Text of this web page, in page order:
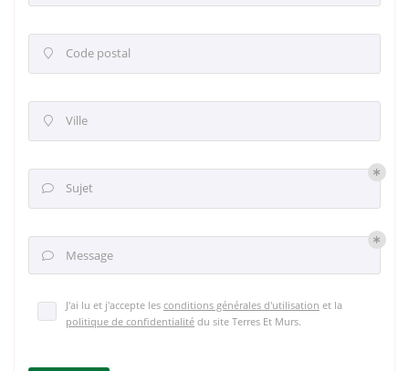
 Code postal
 Ville
 Sujet
 Message
J'ai lu et j'accepte les conditions générales d'utilisation et la
politique de confidentialité du site Terres Et Murs.